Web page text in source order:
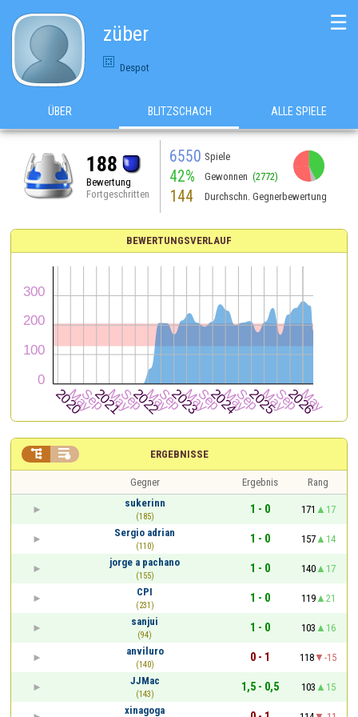
züber
Despot
☰
ÜBER BLITZSCHACH ALLE SPIELE
188
Bewertung
Fortgeschritten
6550 Spiele
42% Gewonnen (2772)
144 Durchschn. Gegnerbewertung
BEWERTUNGSVERLAUF
ERGEBNISSE
 
Gegner Ergebnis
Rang
sukerinn
(185)
1 - 0 171
17
Sergio adrian
(110)
1 - 0 157
14
jorge a pachano
(155)
1 - 0 140
17
CPI
(231)
1 - 0 119
21
sanjui
(94)
1 - 0 103
16
anviluro
(140)
0 - 1 118
-15
JJMac
(143)
1,5 - 0,5 103
15
xinagoga